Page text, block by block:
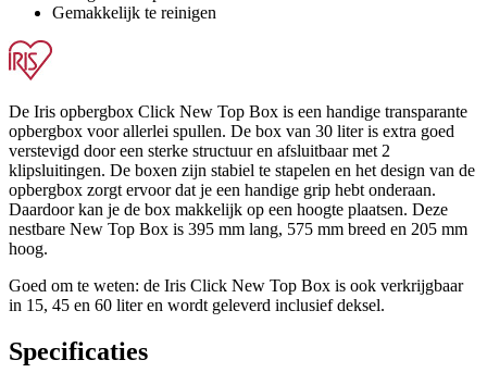
Gemakkelijk te reinigen
De Iris opbergbox Click New Top Box is een handige transparante
opbergbox voor allerlei spullen. De box van 30 liter is extra goed
verstevigd door een sterke structuur en afsluitbaar met 2
klipsluitingen. De boxen zijn stabiel te stapelen en het design van de
opbergbox zorgt ervoor dat je een handige grip hebt onderaan.
Daardoor kan je de box makkelijk op een hoogte plaatsen. Deze
nestbare New Top Box is 395 mm lang, 575 mm breed en 205 mm
hoog.
Goed om te weten: de Iris Click New Top Box is ook verkrijgbaar
in 15, 45 en 60 liter en wordt geleverd inclusief deksel.
Specificaties